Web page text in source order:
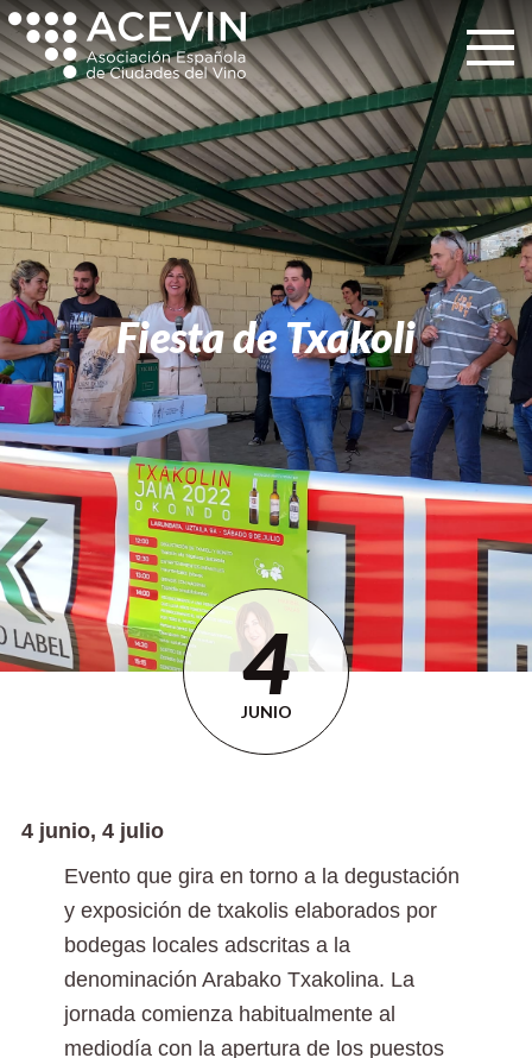
Fiesta de Txakoli
4
JUNIO
4 junio, 4 julio
Evento que gira en torno a la degustación
y exposición de txakolis elaborados por
bodegas locales adscritas a la
denominación Arabako Txakolina. La
jornada comienza habitualmente al
mediodía con la apertura de los puestos